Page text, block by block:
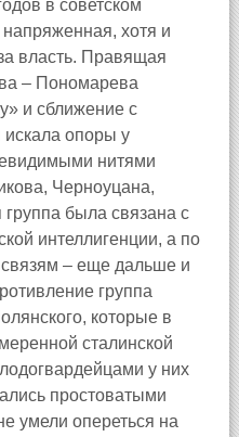
в советском
хотя и
власть. Правящая
– Пономарева
и сближение с
опоры у
нитями
Черноуцана,
была связана с
интеллигенции, а по
– еще дальше и
группа
которые в
сталинской
у них
простоватыми
умели опереться на